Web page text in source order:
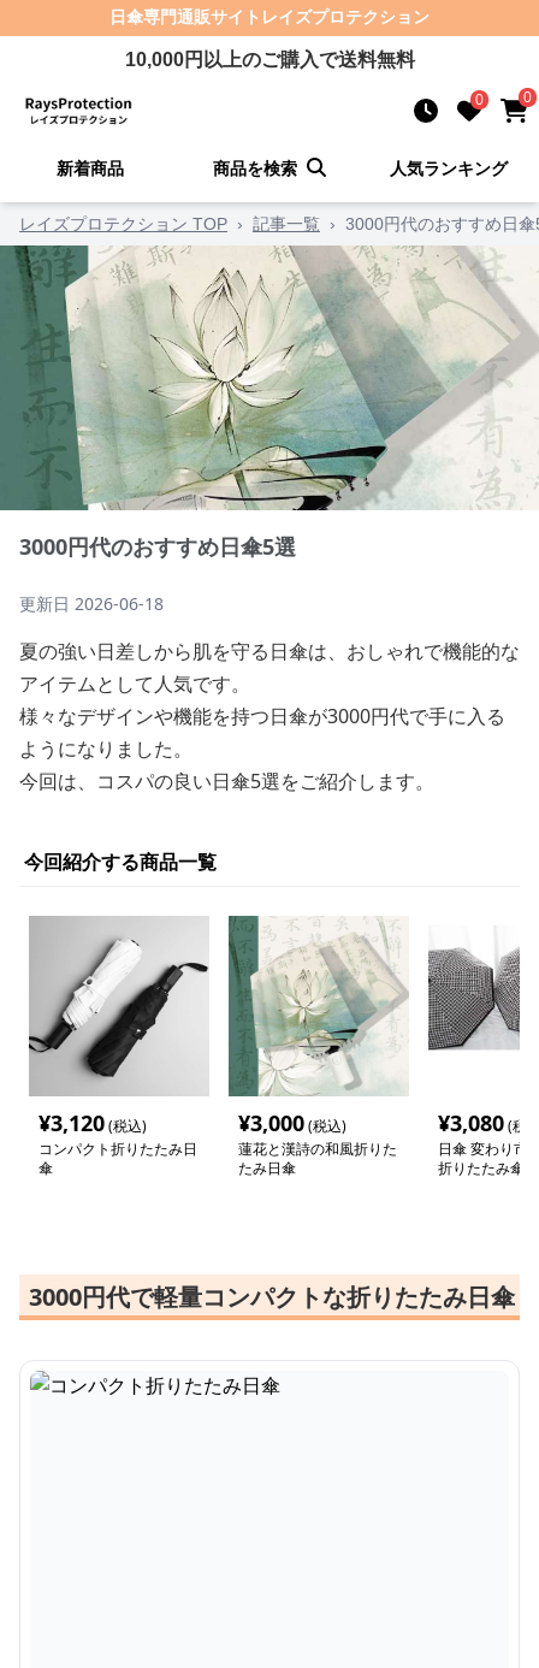
日傘専門通販サイト レイズプロテクション
10,000円以上のご購入で送料無料
0 0
新着商品 商品を検索 人気ランキング
レイズプロテクション TOP › 記事一覧 › 3000円代のおすすめ日傘
3000円代のおすすめ日傘5選
更新日 2026-06-18
夏の強い日差しから肌を守る日傘は、おしゃれで機能的な
アイテムとして人気です。
様々なデザインや機能を持つ日傘が3000円代で手に入る
ようになりました。
今回は、コスパの良い日傘5選をご紹介します。
今回紹介する商品一覧
¥3,120(税込)
コンパクト折りたたみ日
傘
¥3,000(税込)
蓮花と漢詩の和風折りた
たみ日傘
¥3,080(税
日傘 変わり市
折りたたみ傘
3000円代で軽量コンパクトな折りたたみ日傘